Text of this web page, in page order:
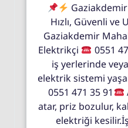
Hızlı, Güvenli ve
Gaziakdemir
Elektrikçi
0551
iş yerlerinde
elektrik sistemi
0551 471 35 91
atar, priz bozulur,
elektriği